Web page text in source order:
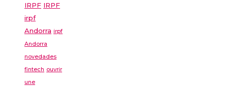
IRPF IRPF
irpf
Andorra irpf
Andorra
novedades
fintech ouvrir
une